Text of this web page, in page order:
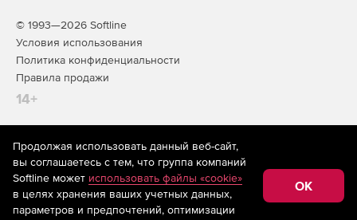
© 1993—2026 Softline
Условия использования
Политика конфиденциальности
Правила продажи
14+
На информационном ресурсе store.softline.ru применяются
рекомендательные технологии(информационные технологии
предоставления информации на основе сбора,
систематизации и анализа сведений, относящихся к
предпочтениям пользователей сети «Интернет»,
Продолжая использовать данный веб-сайт,
вы соглашаетесь с тем, что группа компаний
Softline может использовать файлы «cookie»
в целях хранения ваших учетных данных,
параметров и предпочтений, оптимизации
OK